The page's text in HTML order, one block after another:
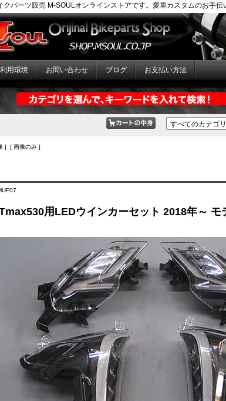
クパーツ販売 M-SOULオンラインストアです。愛車カスタムのお手伝
用環境 お問い合わせ ブログ お支払い方法
] [ 画像のみ ]
用LEDウインカーセット 2018年～ モ